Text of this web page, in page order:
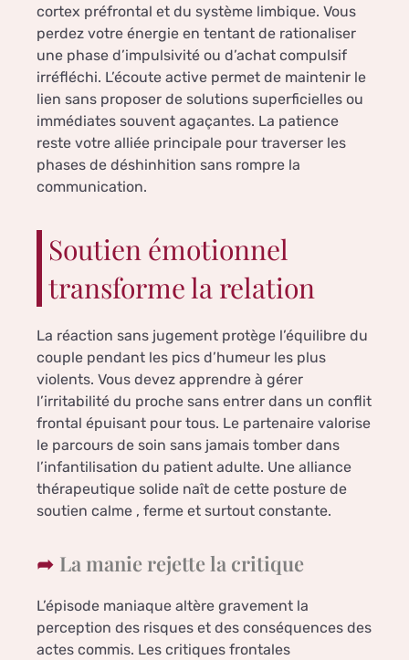
cortex préfrontal et du système limbique. Vous
perdez votre énergie en tentant de rationaliser
une phase d’impulsivité ou d’achat compulsif
irréfléchi. L’écoute active permet de maintenir le
lien sans proposer de solutions superficielles ou
immédiates souvent agaçantes. La patience
reste votre alliée principale pour traverser les
phases de déshinhition sans rompre la
communication.
Soutien émotionnel
transforme la relation
La réaction sans jugement protège l’équilibre du
couple pendant les pics d’humeur les plus
violents. Vous devez apprendre à gérer
l’irritabilité du proche sans entrer dans un conflit
frontal épuisant pour tous. Le partenaire valorise
le parcours de soin sans jamais tomber dans
l’infantilisation du patient adulte. Une alliance
thérapeutique solide naît de cette posture de
soutien calme , ferme et surtout constante.
La manie rejette la critique
L’épisode maniaque altère gravement la
perception des risques et des conséquences des
actes commis. Les critiques frontales